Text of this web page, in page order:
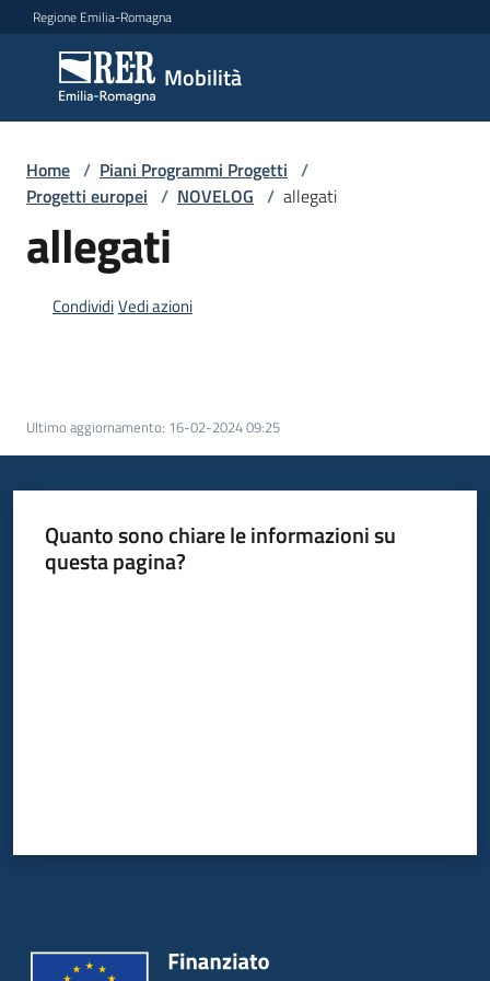
Vai al contenuto
Vai alla navigazione
Vai al footer
Regione Emilia-Romagna
Mobilità
Mobilità
Argomenti
Novità
Atti
Bandi
Programmi
Progetti
Home / Piani Programmi Progetti /
Progetti europei / NOVELOG / allegati
allegati
CondividiVedi azioni
Ultimo aggiornamento: 16-02-2024 09:25
Quanto sono chiare le informazioni su
questa pagina?